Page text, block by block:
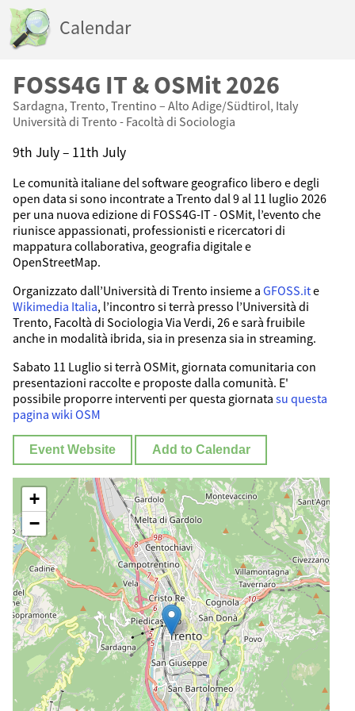
Calendar
FOSS4G IT & OSMit 2026
Sardagna, Trento, Trentino – Alto Adige/Südtirol, Italy
Università di Trento - Facoltà di Sociologia
9th July – 11th July
Le comunità italiane del software geografico libero e degli
open data si sono incontrate a Trento dal 9 al 11 luglio 2026
per una nuova edizione di FOSS4G-IT - OSMit, l’evento che
riunisce appassionati, professionisti e ricercatori di
mappatura collaborativa, geografia digitale e
OpenStreetMap.
Organizzato dall’Università di Trento insieme a GFOSS.ite
Wikimedia Italia, l’incontro si terrà presso l’Università di
Trento, Facoltà di Sociologia Via Verdi, 26 e sarà fruibile
anche in modalità ibrida, sia in presenza sia in streaming.
Sabato 11 Luglio si terrà OSMit, giornata comunitaria con
presentazioni raccolte e proposte dalla comunità. E'
possibile proporre interventi per questa giornata su questa
pagina wiki OSM
Event Website Add to Calendar
+
−